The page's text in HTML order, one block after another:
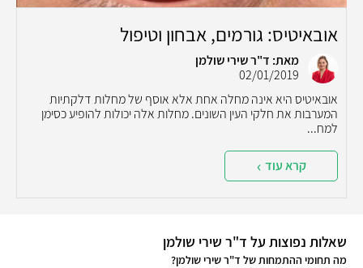
אובאיטיס: גורמים, אבחון וטיפול
מאת: ד"ר שירי שולמן
02/01/2019
אובאיטיס היא אינה מחלה אחת אלא אוסף של מחלות דלקתיות
המערבות את חלקי העין השונים. מחלות אלה יכולות להופיע כסימן
למח...
קרא עוד
שאלות נפוצות על ד"ר שירי שולמן
מה תחומי ההתמחות של ד"ר שירי שולמן?